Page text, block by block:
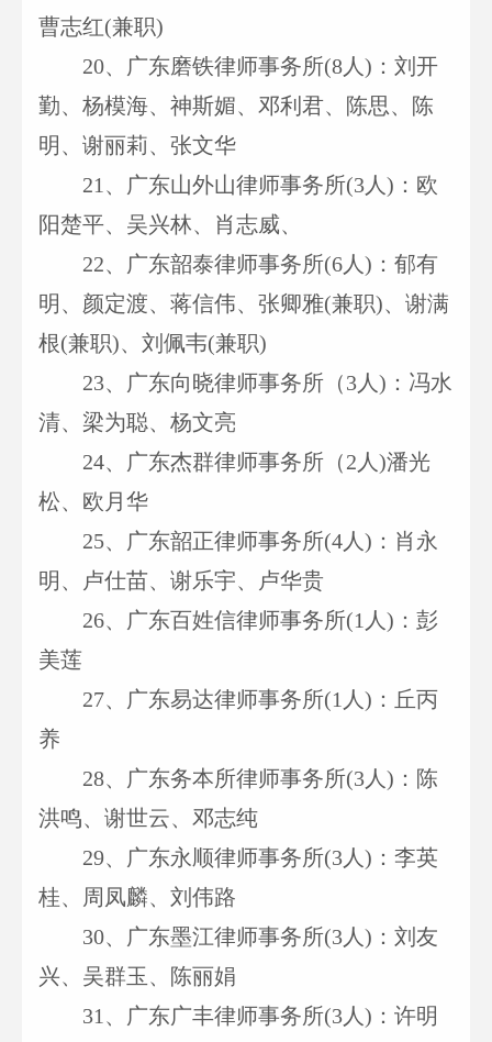
曹志红(兼职)
20、广东磨铁律师事务所(8人)：刘开
勤、杨模海、神斯媚、邓利君、陈思、陈
明、谢丽莉、张文华
21 、广东山外山律师事务所(3人)：欧
阳楚平、吴兴林、肖志威、
22、广东韶泰律师事务所(6人)：郁有
明、颜定渡、蒋信伟、张卿雅(兼职)、谢满
根(兼职)、刘佩韦(兼职)
23、广东向晓律师事务所（3人)：冯水
清、梁为聪、杨文亮
24、广东杰群律师事务所（2人)潘光
松、欧月华
25、广东韶正律师事务所(4人)：肖永
明、卢仕苗、谢乐宇、卢华贵
26、广东百姓信律师事务所(1人)：彭
美莲
27、广东易达律师事务所(1人)：丘丙
养
28、广东务本所律师事务所(3人)：陈
洪鸣、谢世云、邓志纯
29、广东永顺律师事务所(3人)：李英
桂、周凤麟、刘伟路
30、广东墨江律师事务所(3人)：刘友
兴、吴群玉、陈丽娟
31 、广东广丰律师事务所(3人)：许明